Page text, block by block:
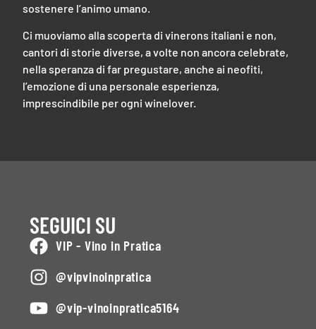
sostenere l’animo umano.
Ci muoviamo alla scoperta di vinerons italiani e non,
cantori di storie diverse, a volte non ancora celebrate,
nella speranza di far pregustare, anche ai neofiti,
l’emozione di una personale esperienza,
imprescindibile per ogni winelover.
SEGUICI SU
VIP - Vino in Pratica
@vipvinoinpratica
@vip-vinoinpratica5164